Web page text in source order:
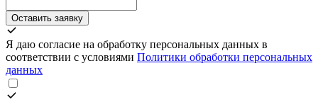
Оставить заявку
Я даю согласие на обработку персональных данных в
соответствии с условиями Политики обработки персональных
данных